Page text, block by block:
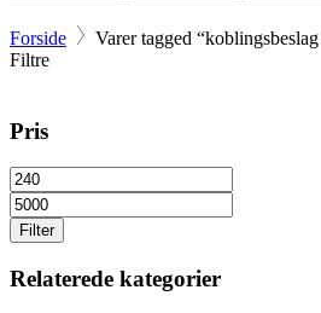
Forside
Varer tagged
Filtre
Pris
Filter
Relaterede kategorier